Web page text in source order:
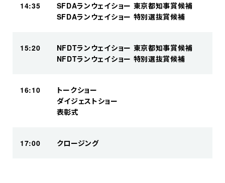
14:35
SFDAランウェイショー 東京都知事賞候補​​
SFDAランウェイショー 特別選抜賞候補​
15:20
NFDTランウェイショー 東京都知事賞候補​​
NFDTランウェイショー 特別選抜賞候補​
16:10
トークショー​
ダイジェストショー​​
表彰式​
17:00 クロージング​